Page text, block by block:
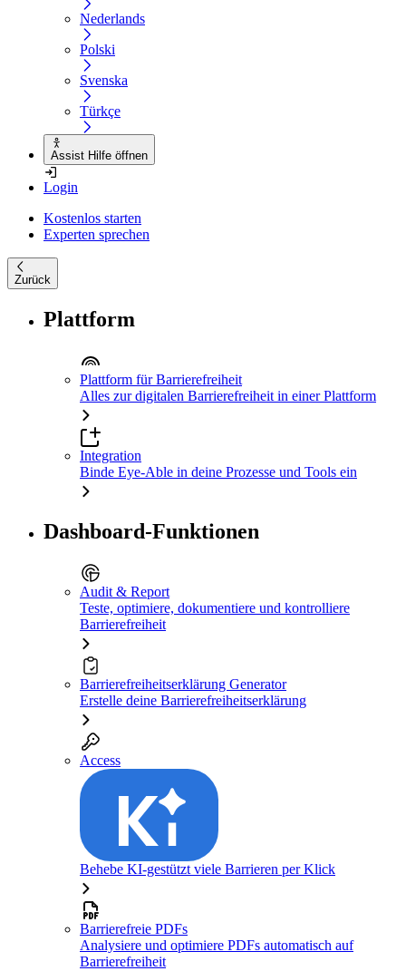
Nederlands
Polski
Svenska
Türkçe
Assist Hilfe öffnen
Login
Kostenlos starten
Experten sprechen
Zurück
Plattform
Plattform für Barrierefreiheit
Alles zur digitalen Barrierefreiheit in einer Plattform
Integration
Binde Eye-Able in deine Prozesse und Tools ein
Dashboard-Funktionen
Audit & Report
Teste, optimiere, dokumentiere und kontrolliere
Barrierefreiheit
Barrierefreiheitserklärung Generator
Erstelle deine Barrierefreiheitserklärung
Access
Behebe KI-gestützt viele Barrieren per Klick
Barrierefreie PDFs
Analysiere und optimiere PDFs automatisch auf
Barrierefreiheit